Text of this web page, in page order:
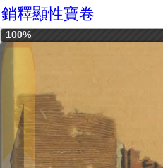
銷釋顯性寶卷
100%